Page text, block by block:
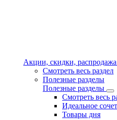
Акции, скидки, распродажа
Смотреть весь раздел
Полезные разделы
Полезные разделы
Смотреть весь
Идеальное
Товары дня